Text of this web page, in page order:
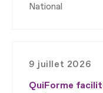
National
9 juillet 2026
QuiForme